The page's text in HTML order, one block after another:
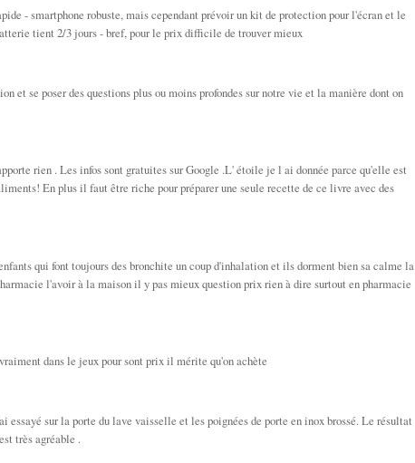
- smartphone robuste, mais cependant prévoir un kit de protection pour l'écran et le
tient 2/3 jours - bref, pour le prix difficile de trouver mieux
et se poser des questions plus ou moins profondes sur notre vie et la manière dont on
rien . Les infos sont gratuites sur Google .L' étoile je l ai donnée parce qu'elle est
En plus il faut être riche pour préparer une seule recette de ce livre avec des
qui font toujours des bronchite un coup d'inhalation et ils dorment bien sa calme la
l'avoir à la maison il y pas mieux question prix rien à dire surtout en pharmacie
dans le jeux pour sont prix il mérite qu'on achète
essayé sur la porte du lave vaisselle et les poignées de porte en inox brossé. Le résultat
très agréable .